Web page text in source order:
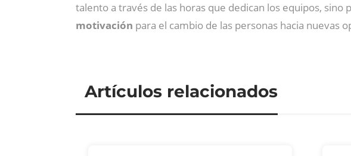
talento a través de las horas que dedican los equipos, sino
motivación para el cambio de las personas hacia nuevas
Artículos relacionados